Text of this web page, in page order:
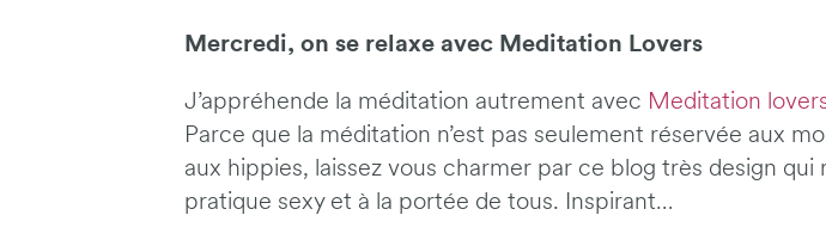
Mercredi, on se relaxe avec Meditation Lovers
J’appréhende la méditation autrement avec Meditation
Parce que la méditation n’est pas seulement réservée aux
aux hippies, laissez vous charmer par ce blog très design qui
pratique sexy et à la portée de tous. Inspirant…